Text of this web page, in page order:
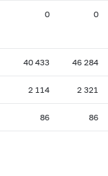
0 0
40 433 46 284
2 114 2 321
86 86